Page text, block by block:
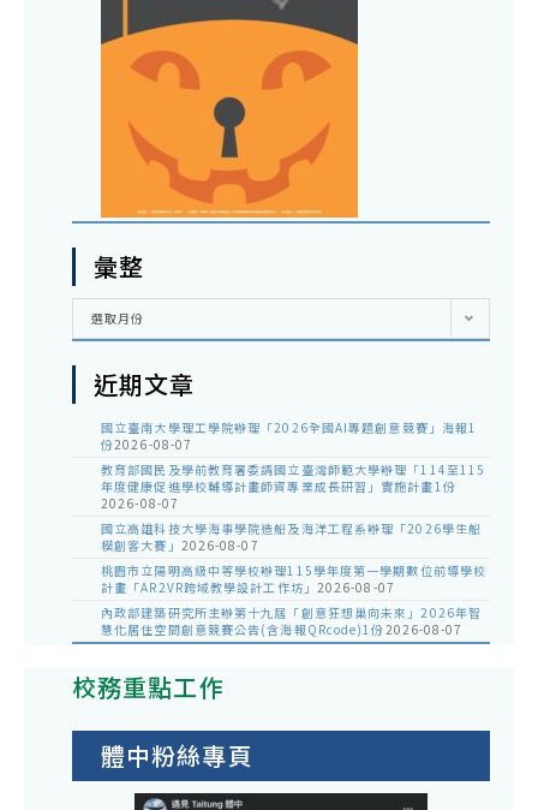
彙整
彙
選取月份
近期文章
國立臺南大學理工學院辦理「2026全國AI專題創意競賽」海報1
份2026-08-07
教育部國民及學前教育署委請國立臺灣師範大學辦理「114至115
年度健康促進學校輔導計畫師資專業成長研習」實施計畫1份
2026-08-07
國立高雄科技大學海事學院造船及海洋工程系辦理「2026學生船
模創客大賽」 2026-08-07
桃園市立陽明高級中等學校辦理115學年度第一學期數位前導學校
計畫「AR2VR跨域教學設計工作坊」 2026-08-07
內政部建築研究所主辦第十九屆「創意狂想巢向未來」2026年智
慧化居住空間創意競賽公告(含海報QRcode)1份2026-08-07
校務重點工作
體中粉絲專頁